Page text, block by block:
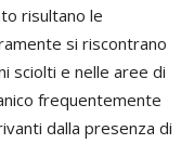
risultano le
si riscontrano
sciolti e nelle aree di
frequentemente
dalla presenza di